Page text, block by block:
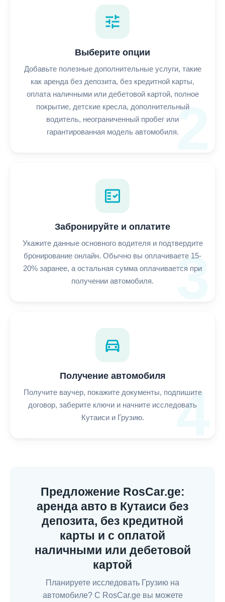
2
tune
Выберите опции
Добавьте полезные дополнительные услуги, такие
как аренда без депозита, без кредитной карты,
оплата наличными или дебетовой картой, полное
покрытие, детские кресла, дополнительный
водитель, неограниченный пробег или
гарантированная модель автомобиля.
3
fact_check
Забронируйте и оплатите
Укажите данные основного водителя и подтвердите
бронирование онлайн. Обычно вы оплачиваете 15-
20% заранее, а остальная сумма оплачивается при
получении автомобиля.
4
directions_car
Получение автомобиля
Получите ваучер, покажите документы, подпишите
договор, заберите ключи и начните исследовать
Кутаиси и Грузию.
Предложение RosCar.ge:
аренда авто в Кутаиси без
депозита, без кредитной
карты и с оплатой
наличными или дебетовой
картой
Планируете исследовать Грузию на
автомобиле? С RosCar.ge вы можете